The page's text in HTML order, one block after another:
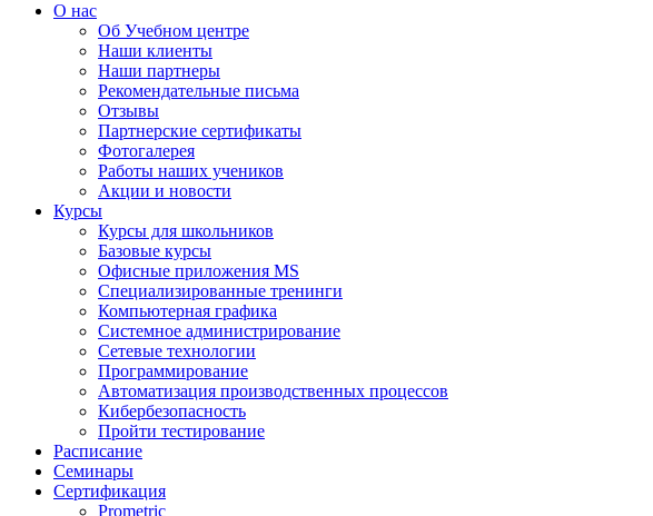
О нас
Об Учебном центре
Наши клиенты
Наши партнеры
Рекомендательные письма
Отзывы
Партнерские сертификаты
Фотогалерея
Работы наших учеников
Акции и новости
Курсы
Курсы для школьников
Базовые курсы
Офисные приложения MS
Специализированные тренинги
Компьютерная графика
Системное администрирование
Сетевые технологии
Программирование
Автоматизация производственных процессов
Кибербезопасность
Пройти тестирование
Расписание
Семинары
Сертификация
Prometric